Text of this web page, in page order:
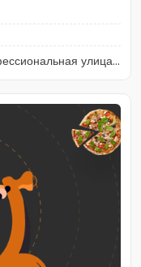
Московская область, Дмитров, Профессиональная улица, 32А